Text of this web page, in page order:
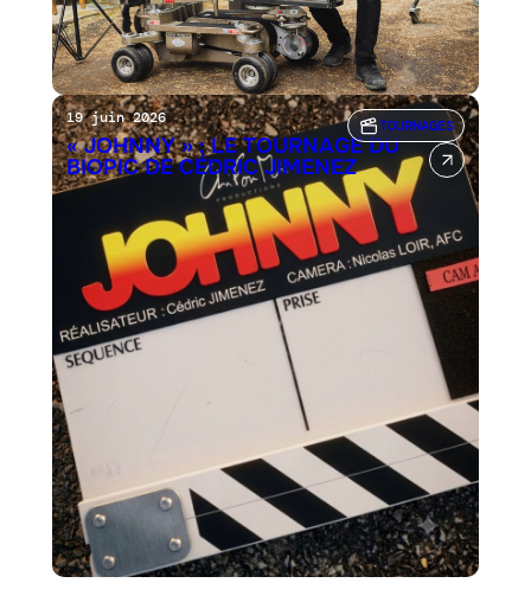
TOURNAGES
19 juin 2026
« JOHNNY » : LE TOURNAGE DU
BIOPIC DE CÉDRIC JIMENEZ